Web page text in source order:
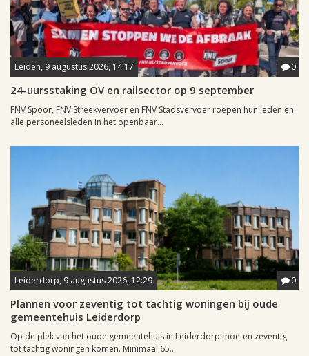
Leiden, 9 augustus 2026, 14:17 0
24-uursstaking OV en railsector op 9 september
FNV Spoor, FNV Streekvervoer en FNV Stadsvervoer roepen hun leden en
alle personeelsleden in het openbaar...
Leiderdorp, 9 augustus 2026, 12:29 0
Plannen voor zeventig tot tachtig woningen bij oude
gemeentehuis Leiderdorp
Op de plek van het oude gemeentehuis in Leiderdorp moeten zeventig
tot tachtig woningen komen. Minimaal 65...